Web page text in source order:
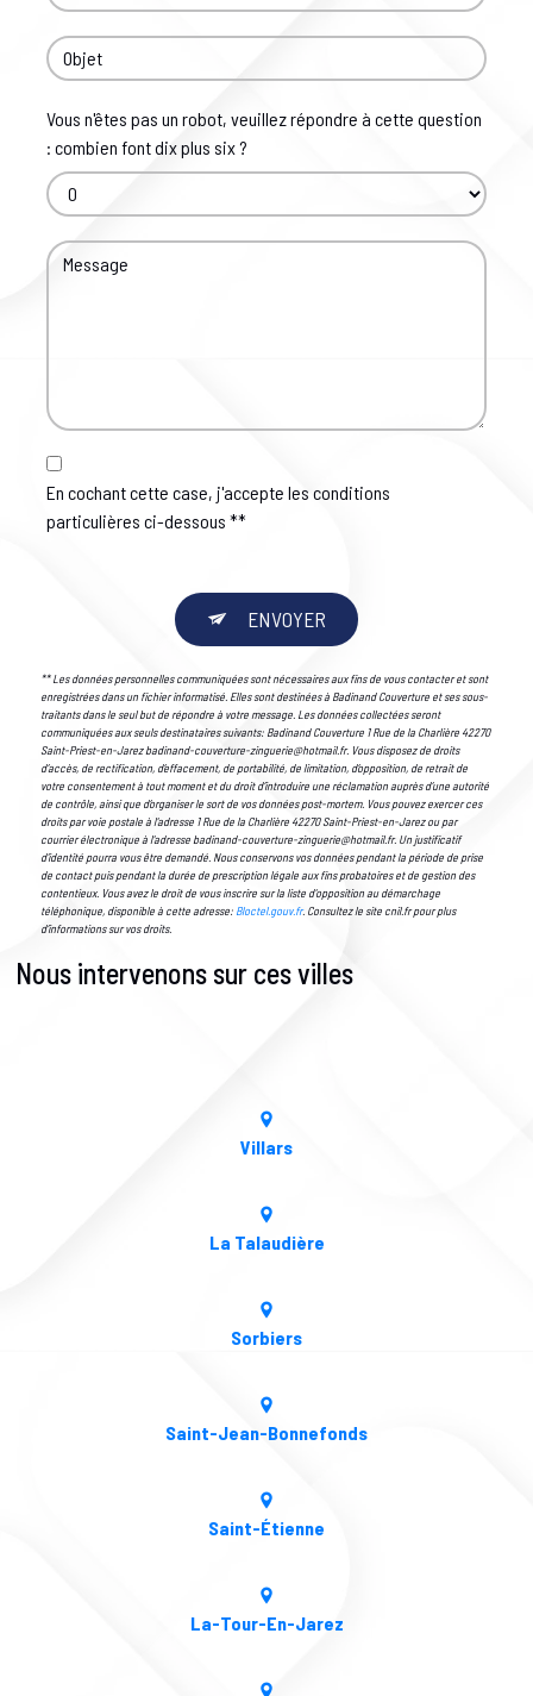
Vous n'êtes pas un robot, veuillez répondre à cette question
: combien font dix plus six ?
En cochant cette case, j'accepte les conditions
particulières ci-dessous **
ENVOYER
** Les données personnelles communiquées sont nécessaires aux fins de vous contacter et sont
enregistrées dans un fichier informatisé. Elles sont destinées à Badinand Couverture et ses sous-
traitants dans le seul but de répondre à votre message. Les données collectées seront
communiquées aux seuls destinataires suivants: Badinand Couverture 1 Rue de la Charlière 42270
Saint-Priest-en-Jarez badinand-couverture-zinguerie@hotmail.fr. Vous disposez de droits
d’accès, de rectification, d’effacement, de portabilité, de limitation, d’opposition, de retrait de
votre consentement à tout moment et du droit d’introduire une réclamation auprès d’une autorité
de contrôle, ainsi que d’organiser le sort de vos données post-mortem. Vous pouvez exercer ces
droits par voie postale à l'adresse 1 Rue de la Charlière 42270 Saint-Priest-en-Jarez ou par
courrier électronique à l'adresse badinand-couverture-zinguerie@hotmail.fr. Un justificatif
d'identité pourra vous être demandé. Nous conservons vos données pendant la période de prise
de contact puis pendant la durée de prescription légale aux fins probatoires et de gestion des
contentieux. Vous avez le droit de vous inscrire sur la liste d'opposition au démarchage
téléphonique, disponible à cette adresse: Bloctel.gouv.fr. Consultez le site cnil.fr pour plus
d’informations sur vos droits.
Nous intervenons sur ces villes
Villars
La Talaudière
Sorbiers
Saint-Jean-Bonnefonds
Saint-Étienne
La-Tour-En-Jarez